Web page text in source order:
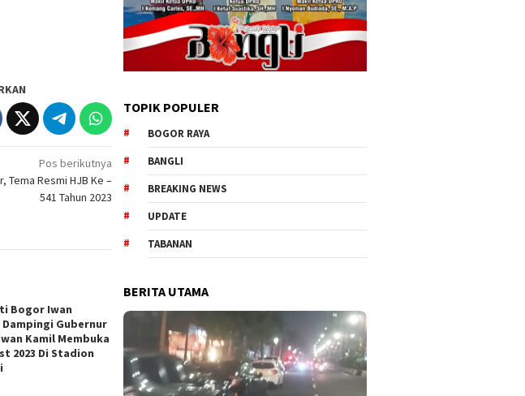
Pos berikutnya
Tema Resmi HJB Ke –
541 Tahun 2023
Bogor Iwan
Gubernur
Kamil Membuka
2023 Di Stadion
TOPIK POPULER
BOGOR RAYA
BANGLI
BREAKING NEWS
UPDATE
TABANAN
BERITA UTAMA